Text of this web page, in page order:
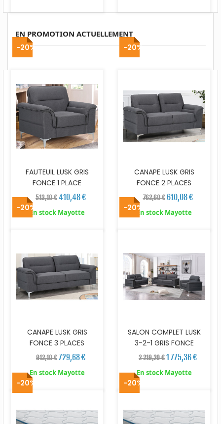
EN PROMOTION ACTUELLEMENT
-20%
FAUTEUIL LUSK GRIS
FONCE 1 PLACE
513,10 €410,48 €
En stock Mayotte
-20%
CANAPE LUSK GRIS
FONCE 2 PLACES
762,60 € 610,08 €
En stock Mayotte
-20%
CANAPE LUSK GRIS
FONCE 3 PLACES
912,10 €729,68 €
En stock Mayotte
-20%
SALON COMPLET LUSK
3-2-1 GRIS FONCE
2 219,20 €1 775,36 €
En stock Mayotte
-20% -20%